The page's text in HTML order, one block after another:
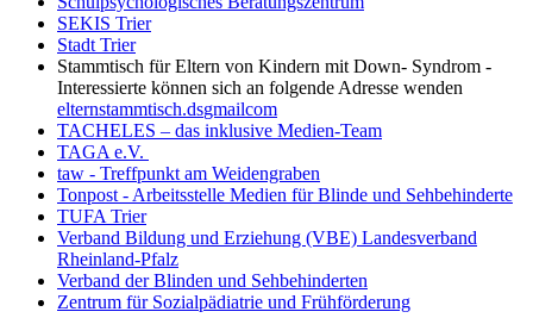
SEKIS Trier
Stadt Trier
Stammtisch für Eltern von Kindern mit Down- Syndrom -
Interessierte können sich an folgende Adresse wenden
elternstammtisch.dsgmailcom
TACHELES – das inklusive Medien-Team
TAGA e.V.
taw - Treffpunkt am Weidengraben
Tonpost - Arbeitsstelle Medien für Blinde und Sehbehinderte
TUFA Trier
Verband Bildung und Erziehung (VBE) Landesverband
Rheinland-Pfalz
Verband der Blinden und Sehbehinderten
Zentrum für Sozialpädiatrie und Frühförderung